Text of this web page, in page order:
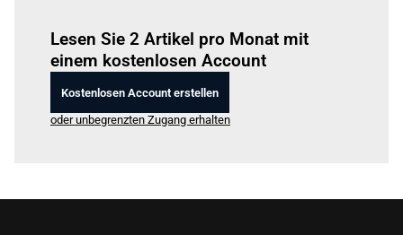
Lesen Sie 2 Artikel pro Monat mit
einem kostenlosen Account
Kostenlosen Account erstellen
oder unbegrenzten Zugang erhalten